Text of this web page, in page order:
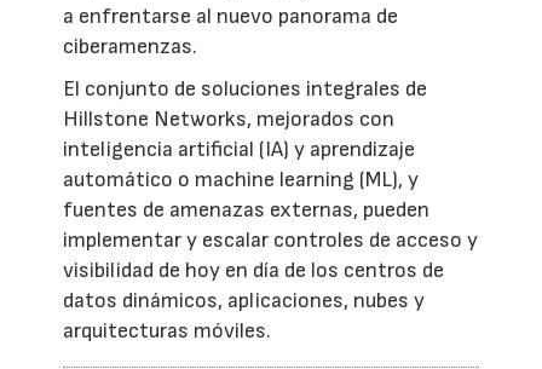
a enfrentarse al nuevo panorama de
ciberamenzas.
El conjunto de soluciones integrales de
Hillstone Networks, mejorados con
inteligencia artificial (IA) y aprendizaje
automático o machine learning (ML), y
fuentes de amenazas externas, pueden
implementar y escalar controles de acceso y
visibilidad de hoy en día de los centros de
datos dinámicos, aplicaciones, nubes y
arquitecturas móviles.